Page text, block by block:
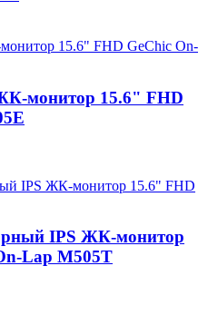
монитор 15.6" FHD
IPS ЖК-монитор
Lap M505T